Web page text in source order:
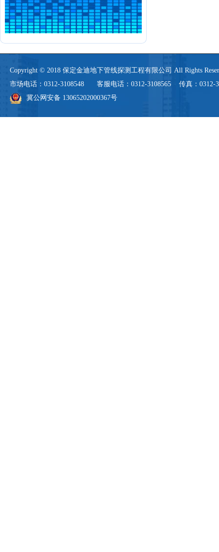
Copyright © 2018 保定金迪地下管线探测工程有限公司 All Rights
市场电话：0312-3108548 客服电话：0312-3108565 传真：
冀公网安备 13065202000367号